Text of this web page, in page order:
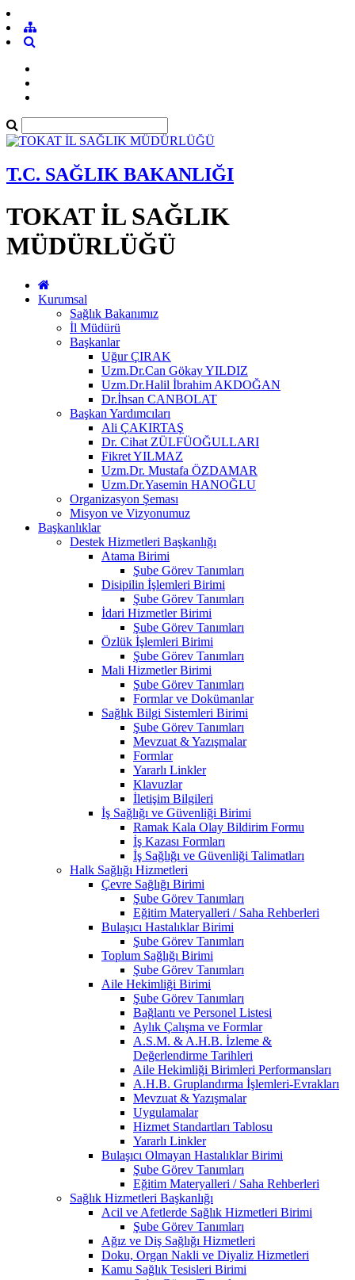
T.C. SAĞLIK BAKANLIĞI
TOKAT İL SAĞLIK
MÜDÜRLÜĞÜ
Kurumsal
Sağlık Bakanımız
İl Müdürü
Başkanlar
Uğur ÇIRAK
Uzm.Dr.Can Gökay YILDIZ
Uzm.Dr.Halil İbrahim AKDOĞAN
Dr.İhsan CANBOLAT
Başkan Yardımcıları
Ali ÇAKIRTAŞ
Dr. Cihat ZÜLFÜOĞULLARI
Fikret YILMAZ
Uzm.Dr. Mustafa ÖZDAMAR
Uzm.Dr.Yasemin HANOĞLU
Organizasyon Şeması
Misyon ve Vizyonumuz
Başkanlıklar
Destek Hizmetleri Başkanlığı
Atama Birimi
Şube Görev Tanımları
Disipilin İşlemleri Birimi
Şube Görev Tanımları
İdari Hizmetler Birimi
Şube Görev Tanımları
Özlük İşlemleri Birimi
Şube Görev Tanımları
Mali Hizmetler Birimi
Şube Görev Tanımları
Formlar ve Dokümanlar
Sağlık Bilgi Sistemleri Birimi
Şube Görev Tanımları
Mevzuat & Yazışmalar
Formlar
Yararlı Linkler
Klavuzlar
İletişim Bilgileri
İş Sağlığı ve Güvenliği Birimi
Ramak Kala Olay Bildirim Formu
İş Kazası Formları
İş Sağlığı ve Güvenliği Talimatları
Halk Sağlığı Hizmetleri
Çevre Sağlığı Birimi
Şube Görev Tanımları
Eğitim Materyalleri / Saha Rehberleri
Bulaşıcı Hastalıklar Birimi
Şube Görev Tanımları
Toplum Sağlığı Birimi
Şube Görev Tanımları
Aile Hekimliği Birimi
Şube Görev Tanımları
Bağlantı ve Personel Listesi
Aylık Çalışma ve Formlar
A.S.M. & A.H.B. İzleme &
Değerlendirme Tarihleri
Aile Hekimliği Birimleri Performansları
A.H.B. Gruplandırma İşlemleri-Evrakları
Mevzuat & Yazışmalar
Uygulamalar
Hizmet Standartları Tablosu
Yararlı Linkler
Bulaşıcı Olmayan Hastalıklar Birimi
Şube Görev Tanımları
Eğitim Materyalleri / Saha Rehberleri
Sağlık Hizmetleri Başkanlığı
Acil ve Afetlerde Sağlık Hizmetleri Birimi
Şube Görev Tanımları
Ağız ve Diş Sağlığı Hizmetleri
Doku, Organ Nakli ve Diyaliz Hizmetleri
Kamu Sağlık Tesisleri Birimi